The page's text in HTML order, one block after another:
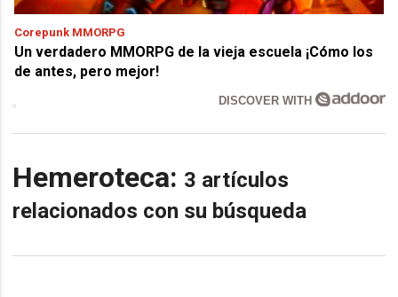
Corepunk MMORPG
Un verdadero MMORPG de la vieja escuela ¡Cómo los
de antes, pero mejor!
DISCOVER WITH
Hemeroteca: 3 artículos
relacionados con su búsqueda